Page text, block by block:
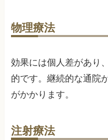
物理療法
効果には個人差があり
的です。継続的な通院
がかかります。
注射療法